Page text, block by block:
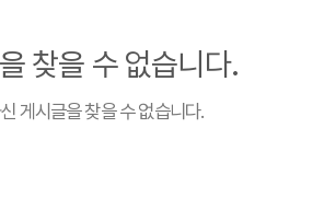
찾을 수 없습니다.
게시글을 찾을 수 없습니다.